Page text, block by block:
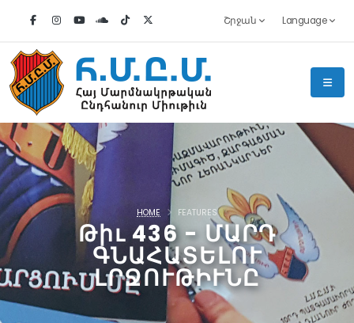
Շրջան Language
Թիւ 436 - ՄԱՐԴ
ԳՆԱՀԱՏԵԼՈՒ
ԼՐՋՈՒԹԻՒՆԸ
HOME FEATURES